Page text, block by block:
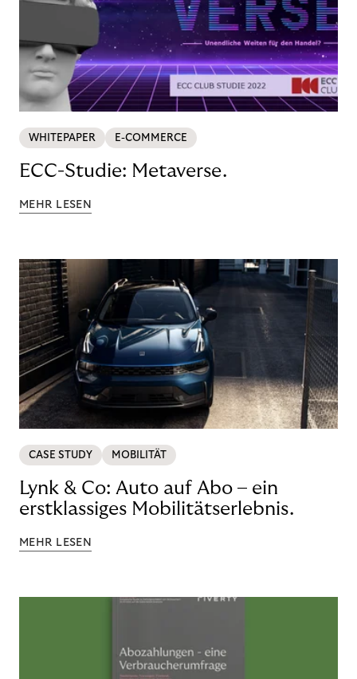
WHITEPAPER E-COMMERCE
ECC-Studie: Metaverse.
MEHR LESEN
CASE STUDY MOBILITÄT
Lynk & Co: Auto auf Abo – ein
erstklassiges Mobilitätserlebnis.
MEHR LESEN